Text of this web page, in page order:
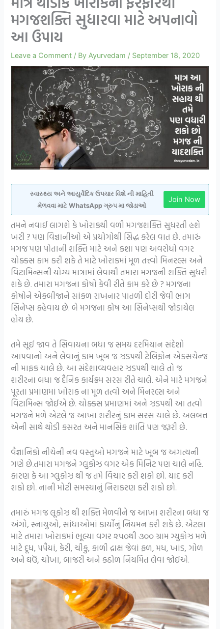
મગજશક્તિ સુધારવા માટે અપનાવો
આ ઉપાય
Leave a Comment / ByAyurvedam / September 18, 2020
સ્વાસ્થ્ય અને આયુર્વેદિક ઉપચાર વિશે ની માહિતી
મેળવવા માટે WhatsApp ગ્રુપ મા જોડાઓ
Join Now
તમને નવાઈ લાગશે કે ખોરાકથી વળી મગજશક્તિ સુધરતી હશે
ખરી ? પણ વિજ્ઞાનીઓ એ પ્રયોગોથી સિદ્ધ કરેલ વાત છે. તમારું
મગજ પણ પોતાની શક્તિ માટે અને કશા પણ અવરોધો વગર
ચોક્કસ કામ કરી શકે તે માટે ખોરાકમાં મૂળ તત્ત્વો મિનરલ્સ અને
વિટામિન્સની યોગ્ય માત્રામાં લેવાથી તમારા મગજની શક્તિ સુધરી
શકે છે. તમારા મગજના કોષો કેવી રીતે કામ કરે છે ? મગજના
કોષોને એકબીજાને સાંકળ રાખનાર પાતળી દોરી જેવી ભાગ
સિનેપ્સ કહેવાય છે. બે મગજના કોષ આ સિનેપ્સથી જોડાયેલ
હોય છે.
તમે સૂઈ જાવ તે સિવાયના બધા જ સમય દરમિયાન સંદેશો
આપવાનો અને લેવાનું કામ ખૂબ જ ઝડપથી ટેલિફોન એક્સચેન્જ
ની માફક ચાલે છે. આ સંદેશાવ્યવહાર ઝડપથી ચાલે તો જ
શરીરના બધા જ દૈનિક કાર્યક્રમ સરસ રીતે ચાલે. એને માટે મગજને
પૂરતા પ્રમાણમાં ખોરાક ના મૂળ તત્વો અને મિનરલ્સ અને
વિટામિન્સ જોઈએ છે. ચોક્કસ પ્રમાણમાં અને ઝડપથી આ તત્વો
મગજને મળે એટલે જ આખા શરીરનું કામ સરસ ચાલે છે. અલબત્ત
એની સાથે થોડી કસરત અને માનસિક શાંતિ પણ જરૂરી છે.
વૈજ્ઞાનિકો નીચેની નવ વસ્તુઓ મગજને માટે ખૂબ જ અગત્યની
ગણે છે.તમારા મગજને ગ્લુકોઝ વગર એક મિનિટ પણ ચાલે નહિ.
કારણ કે આ ગ્લુકોઝ થી જ તમે વિચાર કરી શકો છો. યાદ કરી
શકો છો. નાની મોટી સમસ્યાનું નિરાકરણ કરી શકો છો.
તમારું મગજ લૂકોઝ થી શક્તિ મેળવીને જ આખા શરીરના બધા જ
અંગો, સ્નાયુઓ, સાંધાઓમાં કાર્યોનું નિયમન કરી શકે છે. એટલા
માટે તમારા ખોરાકમાં ભૂલ્યા વગર ૨૫૦થી ૩૦૦ ગ્રામ ગ્યુકોઝ મળે
માટે દૂધ, પપૈયાં, કેરી, ચીકુ, કાળી દ્રાક્ષ જેવાં ફળ, મધ, ખાંડ, ગોળ
અને ઘઉં, ચોખા, બાજરી અને કઠોળ નિયમિત લેવાં જોઈએ.